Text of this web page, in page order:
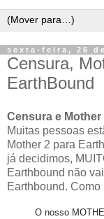
sexta-feira, 26
Censura,
EarthBound
Censura e Mother
Muitas pessoas
Mother 2 para
já decidimos,
Earthbound não
Earthbound.
O nosso